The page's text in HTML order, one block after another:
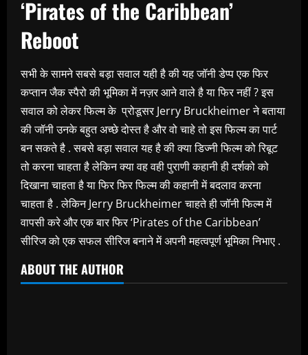
‘Pirates of the Caribbean’
Reboot
सभी के सामने सबसे बड़ा सवाल यही है की यह जॉनी डेप्प एक फिर
कप्तान जैक स्पैरो की भूमिका में नज़र आने वाले है या फिर नहीं ? इस
सवाल को लेकर फिल्म के प्रोडूसर Jerry Bruckheimer ने बताया
की जॉनी उनके बहुत अच्छे दोस्त है और वो चाहे तो इस फिल्म का पार्ट
बन सकते है . सबसे बड़ा सवाल यह है की क्या डिज्नी फिल्म को रिबूट
तो करना चाहता है लेकिन क्या वह वही पुराणी कहानी ही दर्शको को
दिखाना चाहता है या फिर फिर फिल्म की कहानी में बदलाव करना
चाहता है . लेकिन Jerry Bruckheimer चाहते ही जॉनी फिल्म में
वापसी करे और एक बार फिर ‘Pirates of the Caribbean’
सीरिज को एक सफल सीरिज बनाने में अपनी महत्वपूर्ण भूमिका निभाए .
ABOUT THE AUTHOR